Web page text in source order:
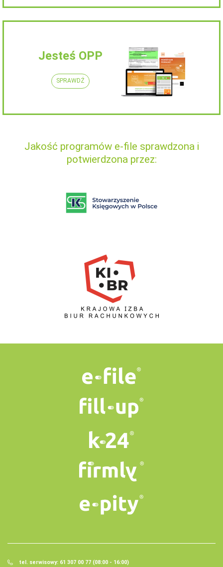
Jesteś OPP
SPRAWDŹ
Jakość programów e-file sprawdzona i
potwierdzona przez:
tel. serwisowy: 61 307 00 77 (08:00 - 16:00)